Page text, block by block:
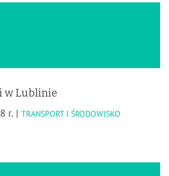
w Lublinie
r. | TRANSPORT I ŚRODOWISKO